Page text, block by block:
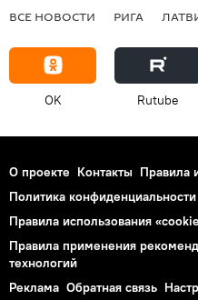
ВСЕ НОВОСТИ РИГА
OK Rutube
О проекте Контакты Правила
Политика конфиденциальности
Правила использования
Правила применения
технологий
Реклама Обратная связь